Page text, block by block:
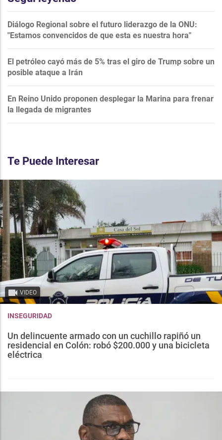
Diálogo Regional sobre el futuro liderazgo de la ONU:
"Estamos convencidos de que esta es nuestra hora"
El petróleo cayó más de 5% tras el giro de Trump sobre un
posible ataque a Irán
En Reino Unido proponen desplegar la Marina para frenar
la llegada de migrantes
Te Puede Interesar
VIDEO
INSEGURIDAD
Un delincuente armado con un cuchillo rapiñó un
residencial en Colón: robó $200.000 y una bicicleta
eléctrica